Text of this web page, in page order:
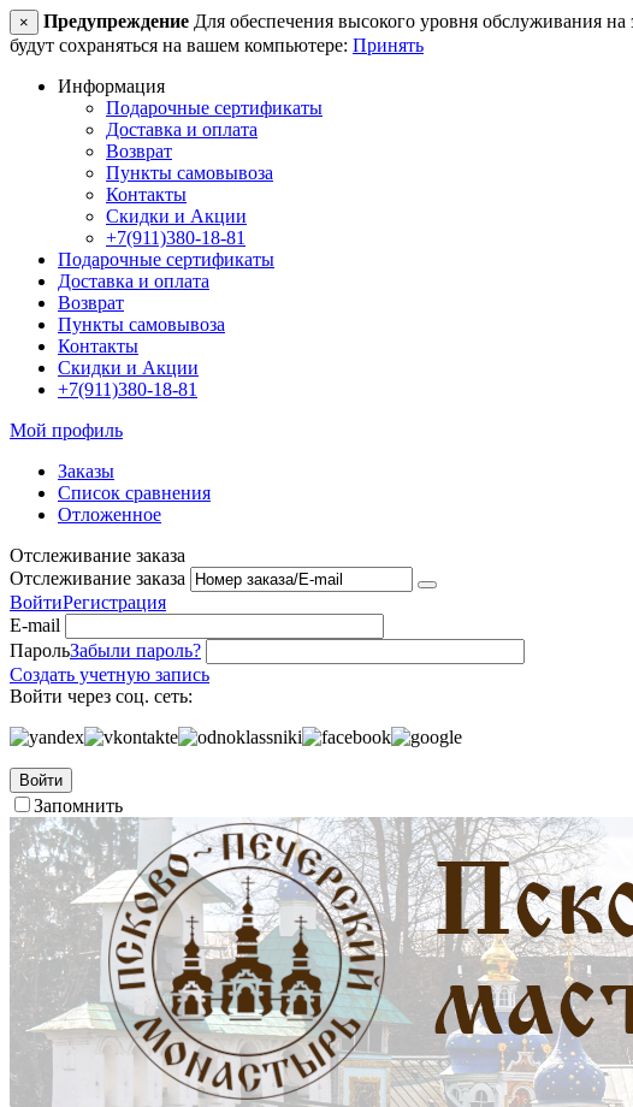
× Предупреждение Для обеспечения высокого уровня обслуживания
будут сохраняться на вашем компьютере: Принять
Информация
Подарочные сертификаты
Доставка и оплата
Возврат
Пункты самовывоза
Контакты
Скидки и Акции
+7(911)380-18-81
Подарочные сертификаты
Доставка и оплата
Возврат
Пункты самовывоза
Контакты
Скидки и Акции
+7(911)380-18-81
Мой профиль
Заказы
Список сравнения
Отложенное
Отслеживание заказа
Отслеживание заказа
ВойтиРегистрация
E-mail
ПарольЗабыли пароль?
Создать учетную запись
Войти через соц. сеть:
Войти
Запомнить